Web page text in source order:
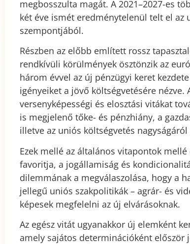
megbosszulta magát. A 2021–2027-es
két éve ismét eredménytelenül telt el az
szempontjából.
Részben az előbb említett rossz
rendkívüli körülmények ösztönzik az
három évvel az új pénzügyi keret
igényeiket a jövő költségvetésére
versenyképességi és elosztási vitákat
is megjelenő tőke- és pénzhiány, a
illetve az uniós költségvetés
Ezek mellé az általános vitapontok
favoritja, a jogállamiság és
dilemmának a megválaszolása, hogy a
jellegű uniós szakpolitikák – agrár- és
képesek megfelelni az új elvárásoknak.
Az egész vitát ugyanakkor új elemként
amely sajátos determinációként először